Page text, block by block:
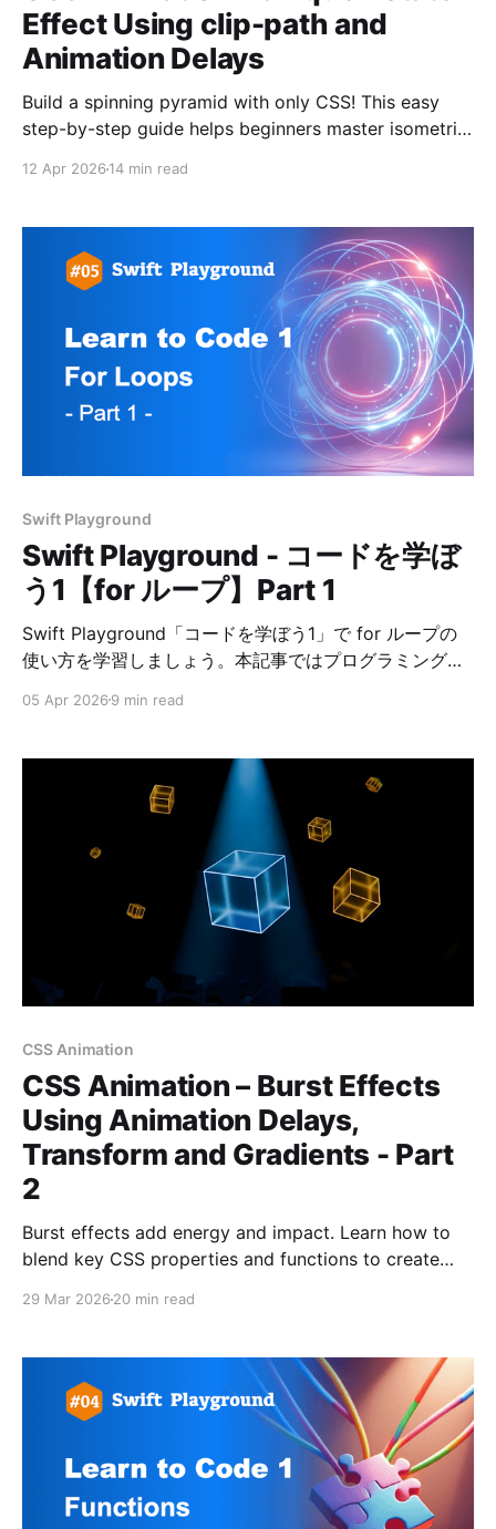
Effect Using clip-path and
Animation Delays
Build a spinning pyramid with only CSS! This easy
step-by-step guide helps beginners master isometric
12 Apr 2026 14 min read
Swift Playground
Swift Playground - コードを学ぼ
う1【for ループ】Part 1
Swift Playground「コードを学ぼう1」で for ループの
使い方を学習しましょう。本記事ではプログラミング初
掲載しています。
05 Apr 2026 9 min read
CSS Animation
CSS Animation – Burst Effects
Using Animation Delays,
Transform and Gradients - Part
2
Burst effects add energy and impact. Learn how to
blend key CSS properties and functions to create
29 Mar 2026 20 min read